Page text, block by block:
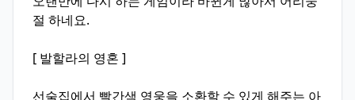
절 하네요.
[ 발할라의 영혼 ]
선술집에서 빨간색 영웅을 소환할 수 있게 해주는 아